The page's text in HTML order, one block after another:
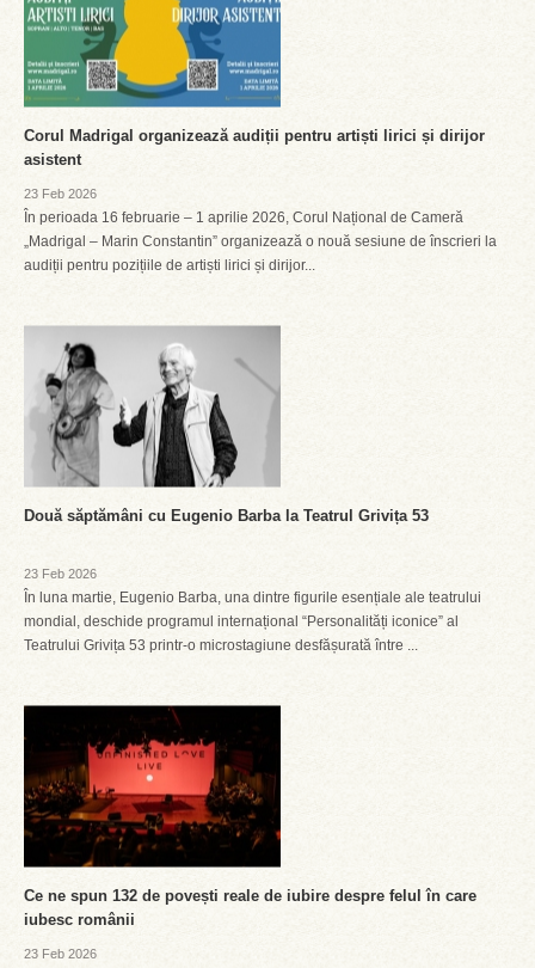
Corul Madrigal organizează audiții pentru artiști lirici și dirijor
asistent
23 Feb 2026
În perioada 16 februarie – 1 aprilie 2026, Corul Național de Cameră
„Madrigal – Marin Constantin” organizează o nouă sesiune de înscrieri la
audiții pentru pozițiile de artiști lirici și dirijor...
Două săptămâni cu Eugenio Barba la Teatrul Grivița 53
23 Feb 2026
În luna martie, Eugenio Barba, una dintre figurile esențiale ale teatrului
mondial, deschide programul internațional “Personalități iconice” al
Teatrului Grivița 53 printr-o microstagiune desfășurată între ...
Ce ne spun 132 de povești reale de iubire despre felul în care
iubesc românii
23 Feb 2026